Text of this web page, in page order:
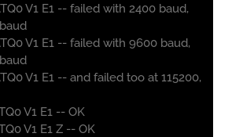
V1 E1 -- failed with 2400 baud,
V1 E1 -- failed with 9600 baud,
V1 E1 -- and failed too at 115200,
V1 E1 -- OK
V1 E1 Z -- OK